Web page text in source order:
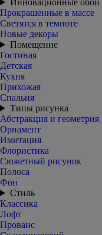
Инновационные обои
Прокрашенные в массе
Светятся в темноте
Новые декоры
Помещение
Гостиная
Детская
Кухня
Прихожая
Спальня
Типы рисунка
Абстракция и геометрия
Орнамент
Имитация
Флористика
Сюжетный рисунок
Полоса
Фон
Стиль
Классика
Лофт
Прованс